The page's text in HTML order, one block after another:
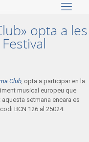
opta a les
Club, opta a participar en la
musical europeu que
setmana encara es
BCN 126 al 25024.